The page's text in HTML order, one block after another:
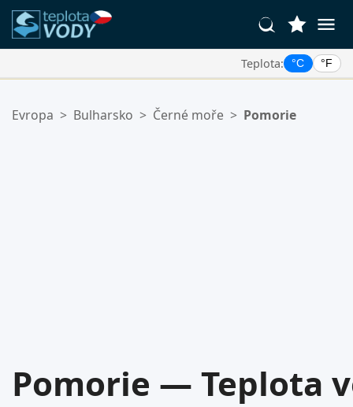
Teplota: °C °F
Váš seznam oblíbených je prázdný.
Evropa > Bulharsko > Černé moře > Pomorie
Pomorie — Teplota